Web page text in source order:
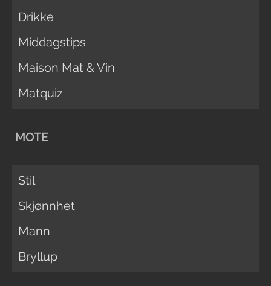
Drikke
Middagstips
Maison Mat & Vin
Matquiz
MOTE
Stil
Skjønnhet
Mann
Bryllup